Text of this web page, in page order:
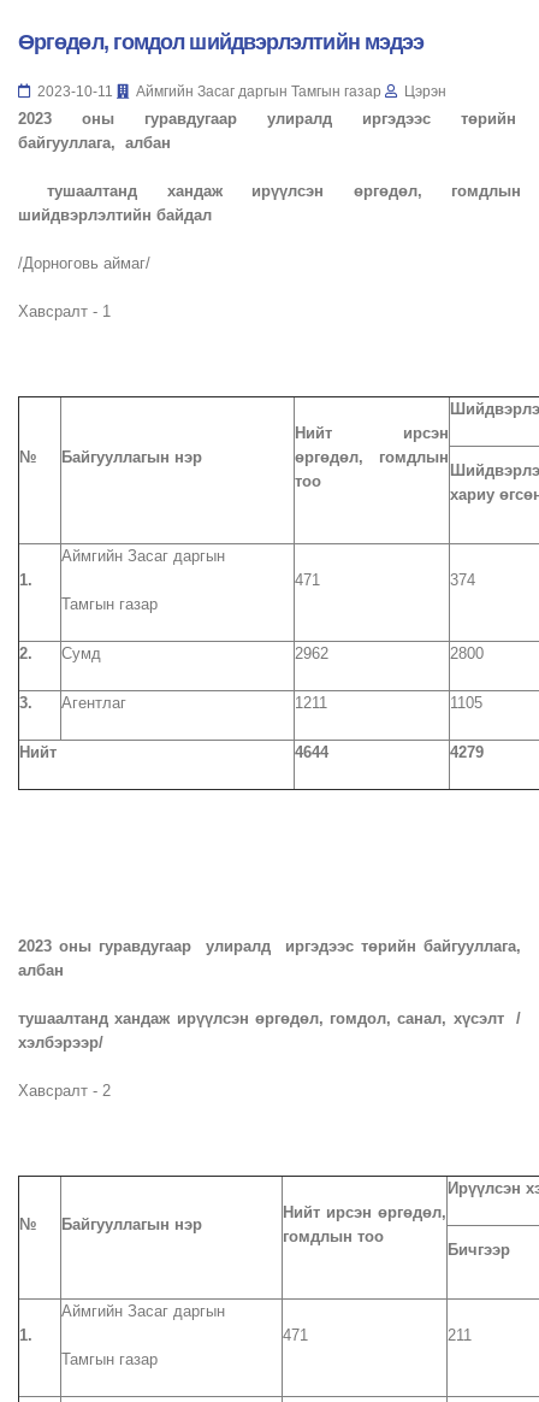
Өргөдөл, гомдол шийдвэрлэлтийн мэдээ
2023-10-11 Аймгийн Засаг даргын Тамгын газар Цэрэн
2023
оны гуравдугаар улиралд иргэдээс төрийн
байгууллага, албан
тушаалтанд хандаж ирүүлсэн өргөдөл, гомдлын
шийдвэрлэлтийн байдал
/Дорноговь аймаг/
Хавсралт - 1
№ Байгууллагын нэр
Нийт ирсэн
өргөдөл, гомдлын
тоо
хариу
1.
Аймгийн Засаг даргын
Тамгын газар
471 374
2. Сумд 2962 2800
3. Агентлаг 1211 1105
Нийт 4644 4279
2023 оны гуравдугаар улиралд иргэдээс төрийн байгууллага,
албан
тушаалтанд хандаж ирүүлсэн өргөдөл, гомдол, санал, хүсэлт /
хэлбэрээр/
Хавсралт - 2
№ Байгууллагын нэр
Нийт ирсэн өргөдөл,
гомдлын тоо
Ирүүлсэн
Бичгээр
1.
Аймгийн Засаг даргын
Тамгын газар
471 211